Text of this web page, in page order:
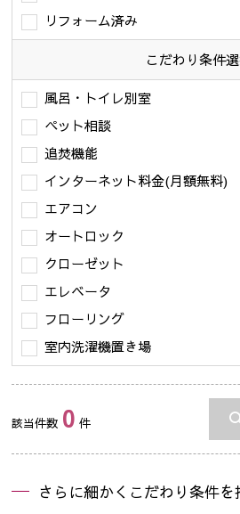
リフォーム済み
こだわり条件
風呂・トイレ別室
ペット相談
追焚機能
インターネット料金(月額無料)
エアコン
オートロック
クローゼット
エレベータ
フローリング
室内洗濯機置き場
該当件数 0 件
さらに細かくこだわり条件を